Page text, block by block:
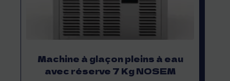
Machine à glaçon pleins à eau
avec réserve 7 Kg NOSEM